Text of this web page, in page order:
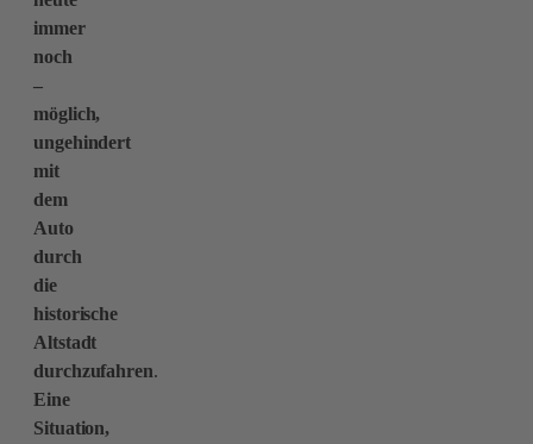
immer
noch
–
möglich,
ungehindert
mit
dem
Auto
durch
die
historische
Altstadt
durchzufahren.
Eine
Situation,